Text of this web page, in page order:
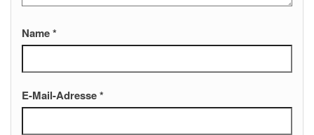
Name*
E-Mail-Adresse*